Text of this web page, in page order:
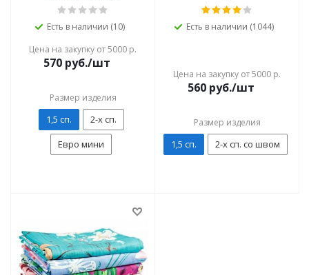
Есть в наличии (10)
Цена на закупку от 5000 р.
570 руб./шт
Размер изделия
1,5 сп.
2-х сп.
Евро мини
Есть в наличии (1044)
Цена на закупку от 5000 р.
560 руб./шт
Размер изделия
1,5 сп. 2-х сп. со швом